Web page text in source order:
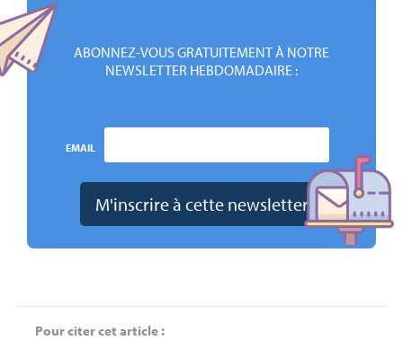
ABONNEZ-VOUS GRATUITEMENT À NOTRE
NEWSLETTER HEBDOMADAIRE :
EMAIL
Pour citer cet article :